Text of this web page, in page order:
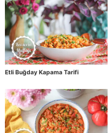
Etli Buğday Kapama Tarifi